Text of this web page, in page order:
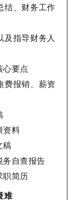
结、财务工作
及指导财务人
心要点
费报销、薪资
资料
稿
务自查报告
职简历
难